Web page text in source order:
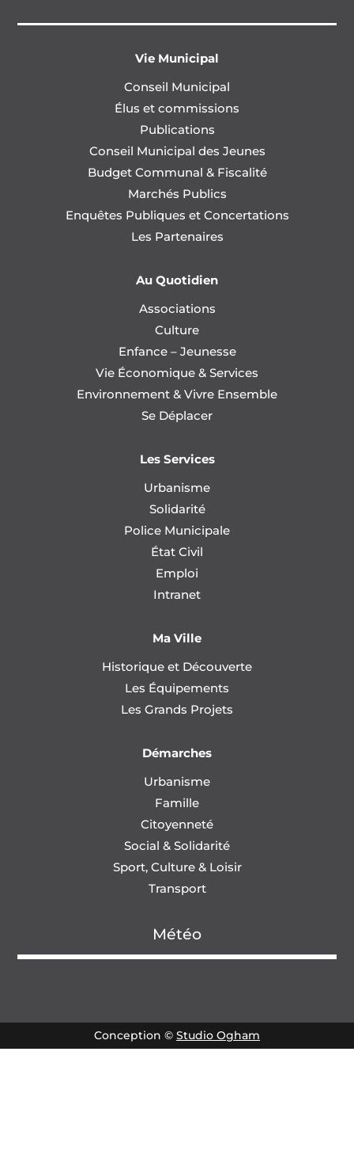
Vie Municipal
Conseil Municipal
Élus et commissions
Publications
Conseil Municipal des Jeunes
Budget Communal & Fiscalité
Marchés Publics
Enquêtes Publiques et Concertations
Les Partenaires
Au Quotidien
Associations
Culture
Enfance – Jeunesse
Vie Économique & Services
Environnement & Vivre Ensemble
Se Déplacer
Les Services
Urbanisme
Solidarité
Police Municipale
État Civil
Emploi
Intranet
Ma Ville
Historique et Découverte
Les Équipements
Les Grands Projets
Démarches
Urbanisme
Famille
Citoyenneté
Social & Solidarité
Sport, Culture & Loisir
Transport
Météo
Conception © Studio Ogham